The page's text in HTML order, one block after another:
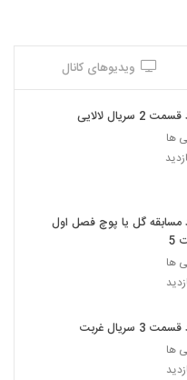
ویدیوهای کانال
2 سریال لالایی
ها
مسابقه گل یا پوچ فصل اول
ها
3 سریال غربت
ها